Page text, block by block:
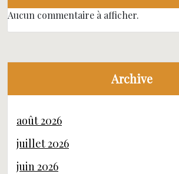
Aucun commentaire à afficher.
Archive
août 2026
juillet 2026
juin 2026